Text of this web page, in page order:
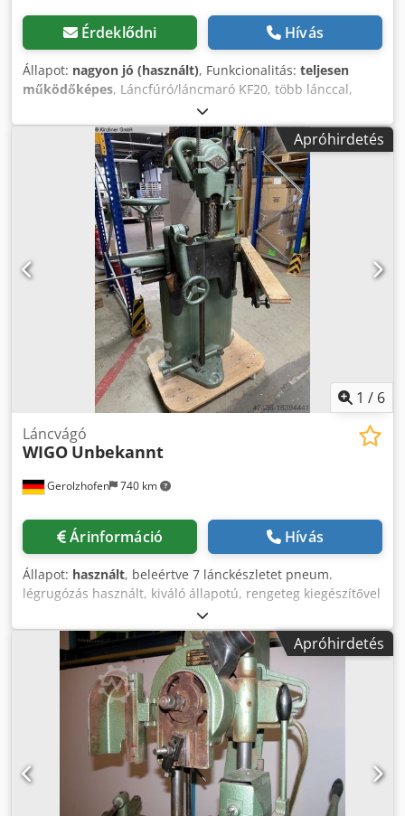
Érdeklődni Hívás
Állapot: nagyon jó (használt), Funkcionalitás: teljesen
működőképes, Láncfúró/láncmaró KF20, több lánccal,
nagyon jó állapotban, 1,7 kW, 380 Volt. A gép differenciált
adózással kerül értékesítésre. Chodpfoxf Hziox Apisa
Apróhirdetés
1 / 6
Gerolzhofen 740 km
Láncvágó
WIGO Unbekannt
Árinformáció Hívás
Állapot: használt, beleértve 7 lánckészletet pneum.
légrugózás használt, kiváló állapotú, rengeteg kiegészítővel
Wigo márka Chodpovvnmlsfx Apisa oszlopos gép lánc
készlet 7 darab ajtótámasz Munkadarabtartó elfordítható -
ékkúpos furatokhoz dönthető szívócsatlakozás D 60 mm
Helyigény kb. 1100 mm x 700 mm x 2000 mm Súly kb 350
kg Raktárhely 97447 Gerolzhofen, szabadon rakodva,
kicsomagolva Átadás a jelenlegi, átvizsgált állapotban
garancia és garancia nélkül
Apróhirdetés